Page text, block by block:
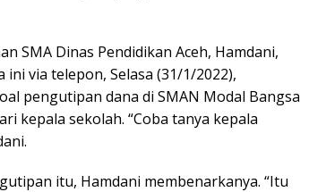
SMA Dinas Pendidikan Aceh, Hamdani,
via telepon, Selasa (31/1/2022),
pengutipan dana di SMAN Modal Bangsa
kepala sekolah. “Coba tanya kepala
itu, Hamdani membenarkanya. “Itu